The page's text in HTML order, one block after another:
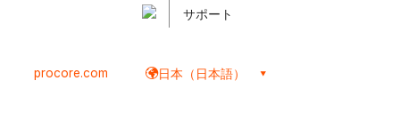
サポート
procore.com 日本（日本語）